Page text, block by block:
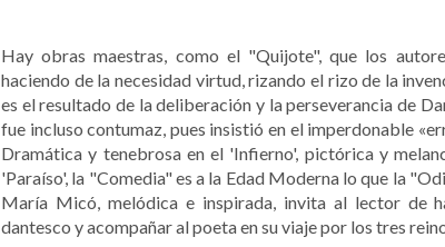
Hay obras maestras, como el "Quijote", que los
haciendo de la necesidad virtud, rizando el rizo de la
es el resultado de la deliberación y la perseverancia de
fue incluso contumaz, pues insistió en el imperdonable
Dramática y tenebrosa en el 'Infierno', pictórica y
'Paraíso', la "Comedia" es a la Edad Moderna lo que la
María Micó, melódica e inspirada, invita al lector de
dantesco y acompañar al poeta en su viaje por los tres